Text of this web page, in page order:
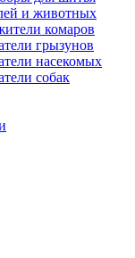
и животных
комаров
грызунов
насекомых
собак